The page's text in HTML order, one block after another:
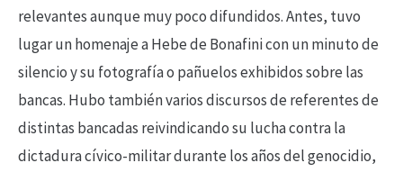
relevantes aunque muy poco difundidos. Antes, tuvo
lugar un homenaje a Hebe de Bonafini con un minuto de
silencio y su fotografía o pañuelos exhibidos sobre las
bancas. Hubo también varios discursos de referentes de
distintas bancadas reivindicando su lucha contra la
dictadura cívico-militar durante los años del genocidio,